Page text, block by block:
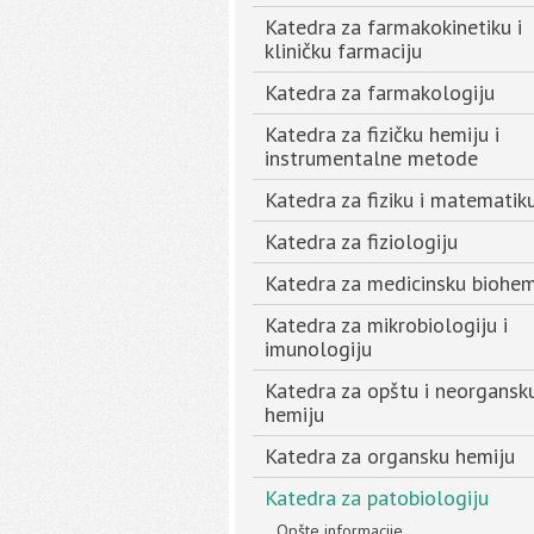
Katedra za farmakokinetiku i
kliničku farmaciju
Katedra za farmakologiju
Katedra za fizičku hemiju i
instrumentalne metode
Katedra za fiziku i
Katedra za fiziologiju
Katedra za medicinsku
Katedra za mikrobiologiju i
imunologiju
Katedra za opštu i
hemiju
Katedra za organsku hemiju
Katedra za patobiologiju